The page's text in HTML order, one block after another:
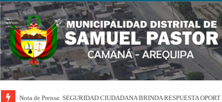
Nota de Prensa: SEGURIDAD CIUDADANA BRINDA RESPUESTA